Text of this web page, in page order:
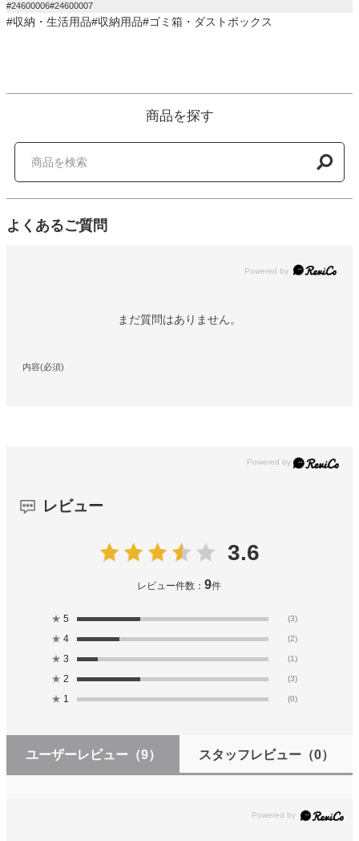
#24600006#24600007
#収納・生活用品#収納用品#ゴミ箱・ダストボックス
商品を探す
よくあるご質問
Powered by
まだ質問はありません。
内容(必須)
レビュー
3.6
レビュー件数：9件
★ 5 (3)
★ 4 (2)
★ 3 (1)
★ 2 (3)
★ 1 (0)
ユーザーレビュー （9） スタッフレビュー（0）